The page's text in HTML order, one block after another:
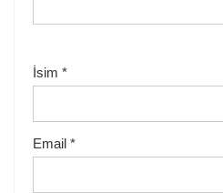
İsim *
Email *